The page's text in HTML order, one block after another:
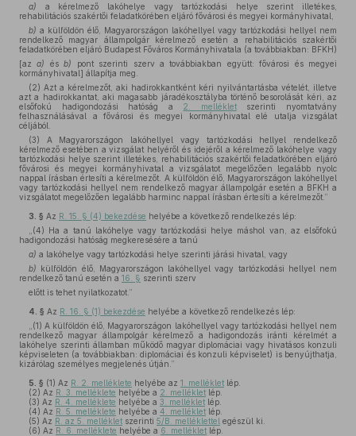
a) a kérelmező lakóhelye vagy tartózkodási helye szerint illetékes,
rehabilitációs szakértői feladatkörében eljáró fővárosi és megyei kormányhivatal,
b) a külföldön élő, Magyarországon lakóhellyel vagy tartózkodási hellyel nem
rendelkező magyar állampolgár kérelmező esetén a rehabilitációs szakértői
feladatkörében eljáró Budapest Főváros Kormányhivatala (a továbbiakban: BFKH)
[aza) ésb)
pont szerinti szerv a továbbiakban együtt: fővárosi és megyei
kormányhivatal] állapítja meg.
(2) Azt a kérelmezőt, aki hadirokkantként kéri nyilvántartásba vételét, illetve
azt a hadirokkantat, aki magasabb járadékosztályba történő besorolását kéri, az
elsőfokú hadigondozási hatóság a 2. mellékletszerinti nyomtatvány
felhasználásával a fővárosi és megyei kormányhivatal elé utalja vizsgálat
céljából.
(3) A Magyarországon lakóhellyel vagy tartózkodási hellyel rendelkező
kérelmező esetében a vizsgálat helyéről és idejéről a kérelmező lakóhelye vagy
tartózkodási helye szerint illetékes, rehabilitációs szakértői feladatkörében eljáró
fővárosi és megyei kormányhivatal a vizsgálatot megelőzően legalább nyolc
nappal írásban értesíti a kérelmezőt. A külföldön élő, Magyarországon lakóhellyel
vagy tartózkodási hellyel nem rendelkező magyar állampolgár esetén a BFKH a
vizsgálatot megelőzően legalább harminc nappal írásban értesíti a kérelmezőt.”
3. § Az R. 15. § (4) bekezdése helyébe a következő rendelkezés lép:
„(4) Ha a tanú lakóhelye vagy tartózkodási helye máshol van, az elsőfokú
hadigondozási hatóság megkeresésére a tanú
a) a lakóhelye vagy tartózkodási helye szerinti járási hivatal, vagy
b) külföldön élő, Magyarországon lakóhellyel vagy tartózkodási hellyel nem
rendelkező tanú esetén a 16. § szerinti szerv
előtt is tehet nyilatkozatot.”
4. § Az R. 16. § (1) bekezdése helyébe a következő rendelkezés lép:
„(1) A külföldön élő, Magyarországon lakóhellyel vagy tartózkodási hellyel nem
rendelkező magyar állampolgár kérelmező a hadigondozás iránti kérelmét a
lakóhelye szerinti államban működő magyar diplomáciai vagy hivatásos konzuli
képviseleten (a továbbiakban: diplomáciai és konzuli képviselet) is benyújthatja,
kizárólag személyes megjelenés útján.”
5. § (1) Az R. 2. melléklete helyébe az 1. melléklet lép.
(2) Az R. 3. melléklete helyébe a 2. melléklet lép.
(3) Az R. 4. melléklete helyébe a 3. melléklet lép.
(4) Az R. 5. melléklete helyébe a 4. melléklet lép.
(5) Az R. az 5. melléklet szerinti 5/B. melléklettel egészül ki.
(6) Az R. 6. melléklete helyébe a 6. melléklet lép.